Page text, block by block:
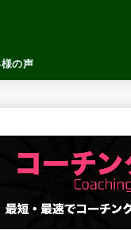
の声